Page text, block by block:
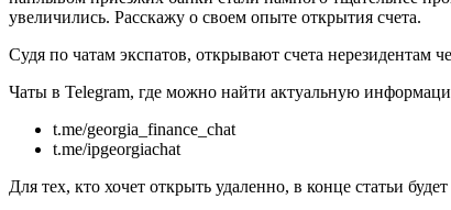
увеличились. Расскажу о своем опыте открытия счета.
Судя по чатам экспатов, открывают счета нерезидентам
Чаты в Telegram, где можно найти актуальную
t.me/georgia_finance_chat
t.me/ipgeorgiachat
Для тех, кто хочет открыть удаленно, в конце статьи